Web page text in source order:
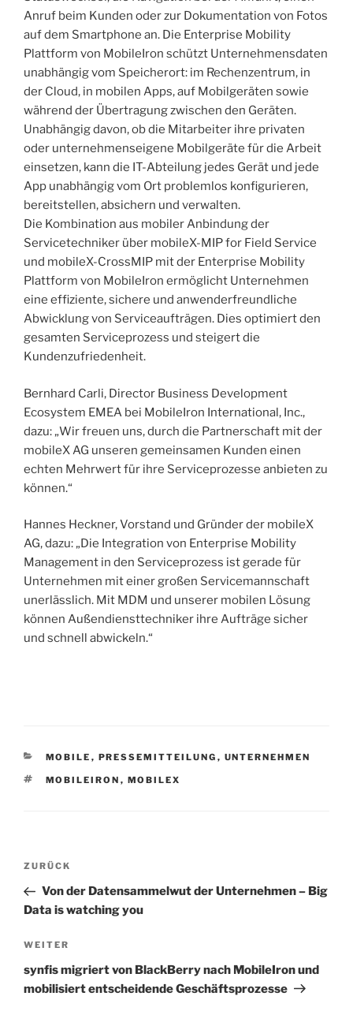
Anruf beim Kunden oder zur Dokumentation von Fotos
auf dem Smartphone an. Die Enterprise Mobility
Plattform von MobileIron schützt Unternehmensdaten
unabhängig vom Speicherort: im Rechenzentrum, in
der Cloud, in mobilen Apps, auf Mobilgeräten sowie
während der Übertragung zwischen den Geräten.
Unabhängig davon, ob die Mitarbeiter ihre privaten
oder unternehmenseigene Mobilgeräte für die Arbeit
einsetzen, kann die IT-Abteilung jedes Gerät und jede
App unabhängig vom Ort problemlos konfigurieren,
bereitstellen, absichern und verwalten.
Die Kombination aus mobiler Anbindung der
Servicetechniker über mobileX-MIP for Field Service
und mobileX-CrossMIP mit der Enterprise Mobility
Plattform von MobileIron ermöglicht Unternehmen
eine effiziente, sichere und anwenderfreundliche
Abwicklung von Serviceaufträgen. Dies optimiert den
gesamten Serviceprozess und steigert die
Kundenzufriedenheit.
Bernhard Carli, Director Business Development
Ecosystem EMEA bei MobileIron International, Inc.,
dazu: „Wir freuen uns, durch die Partnerschaft mit der
mobileX AG unseren gemeinsamen Kunden einen
echten Mehrwert für ihre Serviceprozesse anbieten zu
können.“
Hannes Heckner, Vorstand und Gründer der mobileX
AG, dazu: „Die Integration von Enterprise Mobility
Management in den Serviceprozess ist gerade für
Unternehmen mit einer großen Servicemannschaft
unerlässlich. Mit MDM und unserer mobilen Lösung
können Außendiensttechniker ihre Aufträge sicher
und schnell abwickeln.“
KATEGORIEN
MOBILE , PRESSEMITTEILUNG , UNTERNEHMEN
SCHLAGWÖRTER
MOBILEIRON , MOBILEX
Beitrags-
Vorheriger
Beitrag
ZURÜCK
Von der Datensammelwut der Unternehmen – Big
Data is watching you
Nächster
Beitrag
WEITER
synfis migriert von BlackBerry nach MobileIron und
mobilisiert entscheidende Geschäftsprozesse